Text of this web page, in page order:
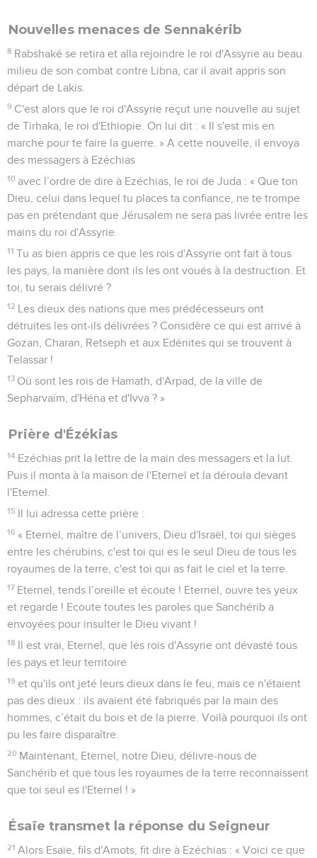
Nouvelles menaces de Sennakérib
8 Rabshaké se retira et alla rejoindre le roi d'Assyrie au beau
milieu de son combat contre Libna, car il avait appris son
départ de Lakis.
9 C'est alors que le roi d'Assyrie reçut une nouvelle au sujet
de Tirhaka, le roi d'Ethiopie. On lui dit : « Il s'est mis en
marche pour te faire la guerre. » A cette nouvelle, il envoya
des messagers à Ezéchias
10 avec l’ordre de dire à Ezéchias, le roi de Juda : « Que ton
Dieu, celui dans lequel tu places ta confiance, ne te trompe
pas en prétendant que Jérusalem ne sera pas livrée entre les
mains du roi d'Assyrie.
11 Tu as bien appris ce que les rois d'Assyrie ont fait à tous
les pays, la manière dont ils les ont voués à la destruction. Et
toi, tu serais délivré ?
12 Les dieux des nations que mes prédécesseurs ont
détruites les ont-ils délivrées ? Considère ce qui est arrivé à
Gozan, Charan, Retseph et aux Edénites qui se trouvent à
Telassar !
13 Où sont les rois de Hamath, d'Arpad, de la ville de
Sepharvaïm, d'Héna et d'Ivva ? »
Prière d'Ézékias
14 Ezéchias prit la lettre de la main des messagers et la lut.
Puis il monta à la maison de l'Eternel et la déroula devant
l'Eternel.
15 Il lui adressa cette prière :
16 « Eternel, maître de l’univers, Dieu d'Israël, toi qui sièges
entre les chérubins, c'est toi qui es le seul Dieu de tous les
royaumes de la terre, c'est toi qui as fait le ciel et la terre.
17 Eternel, tends l’oreille et écoute ! Eternel, ouvre tes yeux
et regarde ! Ecoute toutes les paroles que Sanchérib a
envoyées pour insulter le Dieu vivant !
18 Il est vrai, Eternel, que les rois d'Assyrie ont dévasté tous
les pays et leur territoire
19 et qu'ils ont jeté leurs dieux dans le feu, mais ce n'étaient
pas des dieux : ils avaient été fabriqués par la main des
hommes, c’était du bois et de la pierre. Voilà pourquoi ils ont
pu les faire disparaître.
20 Maintenant, Eternel, notre Dieu, délivre-nous de
Sanchérib et que tous les royaumes de la terre reconnaissent
que toi seul es l'Eternel ! »
Ésaïe transmet la réponse du Seigneur
21 Alors Esaïe, fils d'Amots, fit dire à Ezéchias : « Voici ce que